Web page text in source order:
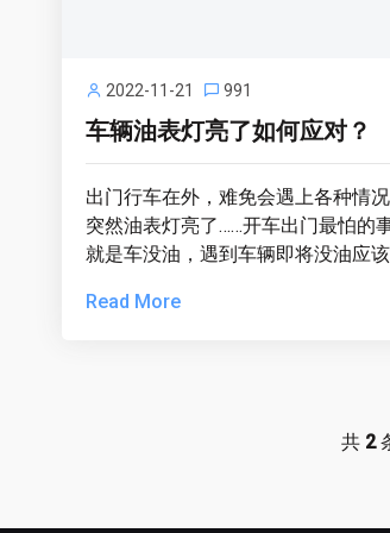
2022-11-21 991
车辆油表灯亮了如何应对？
出门行车在外，难免会遇上各种情
突然油表灯亮了……开车出门最怕的
就是车没油，遇到车辆即将没油应该
Read More
共 2